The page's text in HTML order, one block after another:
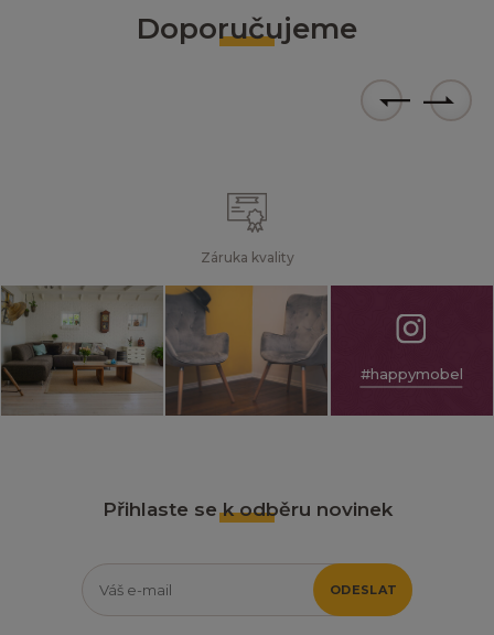
Doporučujeme
Záruka kvality
#happymobel
Přihlaste se k odběru novinek
ODESLAT